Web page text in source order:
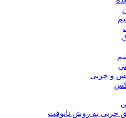
و چربی
چربی به روش نانوفت